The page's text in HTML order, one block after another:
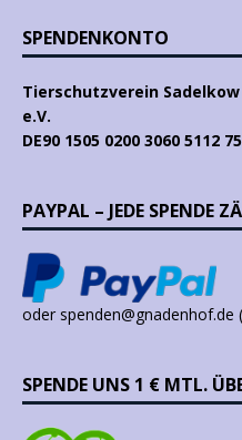
SPENDENKONTO
Tierschutzverein
e.V.
DE90 1505 0200 3060 5112 75
PAYPAL – JEDE SPENDE
oder spenden@gnadenhof.de
SPENDE UNS 1 € MTL.